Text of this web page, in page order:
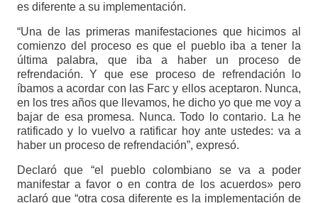
es diferente a su implementación.
“Una de las primeras manifestaciones que hicimos al
comienzo del proceso es que el pueblo iba a tener la
última palabra, que iba a haber un proceso de
refrendación. Y que ese proceso de refrendación lo
íbamos a acordar con las Farc y ellos aceptaron. Nunca,
en los tres años que llevamos, he dicho yo que me voy a
bajar de esa promesa. Nunca. Todo lo contario. La he
ratificado y lo vuelvo a ratificar hoy ante ustedes: va a
haber un proceso de refrendación”, expresó.
Declaró que “el pueblo colombiano se va a poder
manifestar a favor o en contra de los acuerdos» pero
aclaró que “otra cosa diferente es la implementación de